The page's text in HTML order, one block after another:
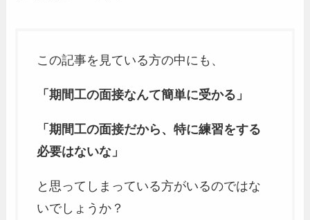
この記事を見ている方の中にも、
「期間工の面接なんて簡単に受かる」
「期間工の面接だから、特に練習をする
必要はないな」
と思ってしまっている方がいるのではな
いでしょうか？